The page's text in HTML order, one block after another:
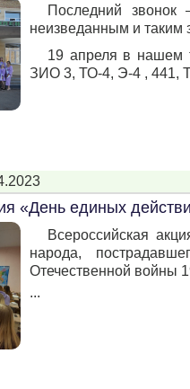
Последний звонок
неизведанным и таким
19 апреля в нашем
ЗИО 3, ТО-4, Э-4 , 441,
«День единых
Всероссийская
народа,
Отечественной войны
...